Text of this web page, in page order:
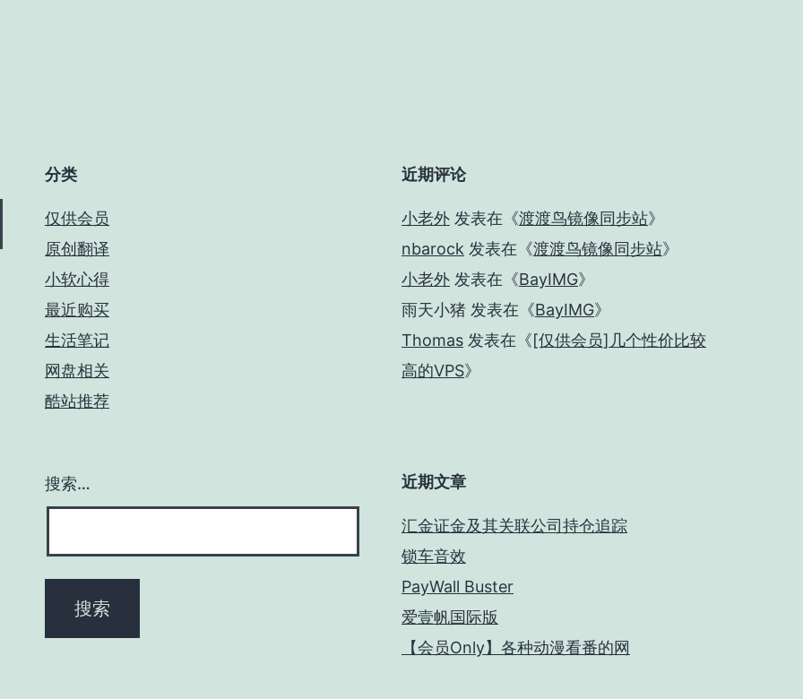
分类
仅供会员
原创翻译
小软心得
最近购买
生活笔记
网盘相关
酷站推荐
近期评论
小老外 发表在《渡渡鸟镜像同步站》
nbarock 发表在《渡渡鸟镜像同步站》
小老外 发表在《BayIMG》
雨天小猪 发表在《BayIMG》
Thomas 发表在《[仅供会员]几个性价比较
高的VPS》
搜索… 近期文章
汇金证金及其关联公司持仓追踪
锁车音效
PayWall Buster
爱壹帆国际版
【会员Only】各种动漫看番的网